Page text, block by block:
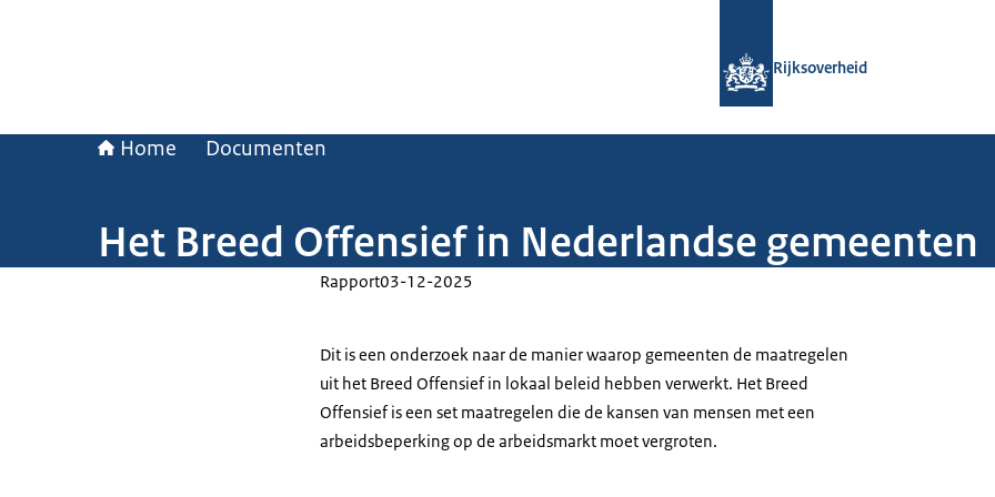
Rijksoverheid
Home Documenten
Het Breed Offensief in Nederlandse gemeenten
Rapport03-12-2025
Dit is een onderzoek naar de manier waarop gemeenten de maatregelen
uit het Breed Offensief in lokaal beleid hebben verwerkt. Het Breed
Offensief is een set maatregelen die de kansen van mensen met een
arbeidsbeperking op de arbeidsmarkt moet vergroten.